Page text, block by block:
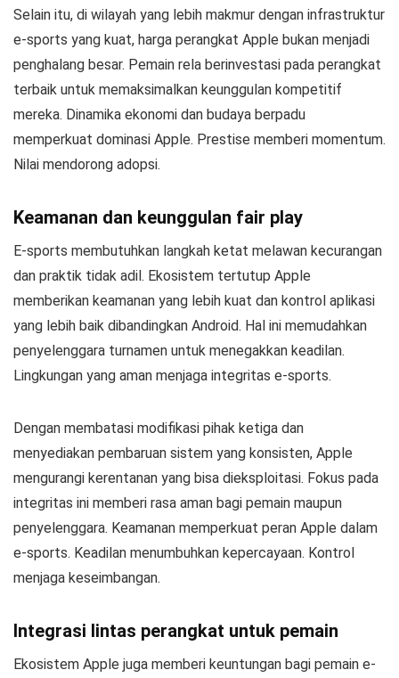
Selain itu, di wilayah yang lebih makmur dengan infrastruktur
e-sports yang kuat, harga perangkat Apple bukan menjadi
penghalang besar. Pemain rela berinvestasi pada perangkat
terbaik untuk memaksimalkan keunggulan kompetitif
mereka. Dinamika ekonomi dan budaya berpadu
memperkuat dominasi Apple. Prestise memberi momentum.
Nilai mendorong adopsi.
Keamanan dan keunggulan fair play
E-sports membutuhkan langkah ketat melawan kecurangan
dan praktik tidak adil. Ekosistem tertutup Apple
memberikan keamanan yang lebih kuat dan kontrol aplikasi
yang lebih baik dibandingkan Android. Hal ini memudahkan
penyelenggara turnamen untuk menegakkan keadilan.
Lingkungan yang aman menjaga integritas e-sports.
Dengan membatasi modifikasi pihak ketiga dan
menyediakan pembaruan sistem yang konsisten, Apple
mengurangi kerentanan yang bisa dieksploitasi. Fokus pada
integritas ini memberi rasa aman bagi pemain maupun
penyelenggara. Keamanan memperkuat peran Apple dalam
e-sports. Keadilan menumbuhkan kepercayaan. Kontrol
menjaga keseimbangan.
Integrasi lintas perangkat untuk pemain
Ekosistem Apple juga memberi keuntungan bagi pemain e-